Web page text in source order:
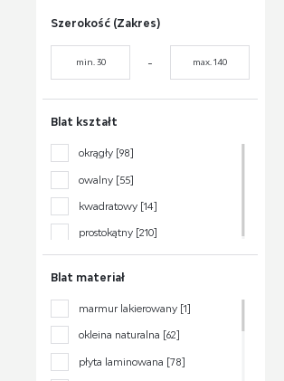
Szerokość (Zakres)
-
Blat kształt
okrągły [98]
owalny [55]
kwadratowy [14]
prostokątny [210]
Blat materiał
marmur lakierowany [1]
okleina naturalna [62]
płyta laminowana [78]